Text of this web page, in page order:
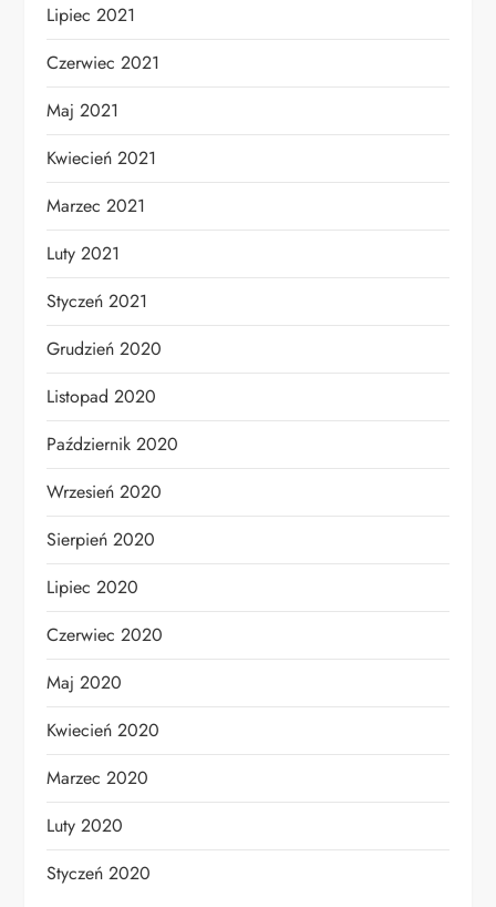
Lipiec 2021
Czerwiec 2021
Maj 2021
Kwiecień 2021
Marzec 2021
Luty 2021
Styczeń 2021
Grudzień 2020
Listopad 2020
Październik 2020
Wrzesień 2020
Sierpień 2020
Lipiec 2020
Czerwiec 2020
Maj 2020
Kwiecień 2020
Marzec 2020
Luty 2020
Styczeń 2020